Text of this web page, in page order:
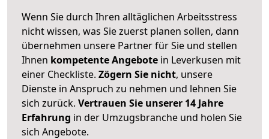
Wenn Sie durch Ihren alltäglichen Arbeitsstress
nicht wissen, was Sie zuerst planen sollen, dann
übernehmen unsere Partner für Sie und stellen
Ihnen kompetente Angebote in Leverkusen mit
einer Checkliste. Zögern Sie nicht, unsere
Dienste in Anspruch zu nehmen und lehnen Sie
sich zurück. Vertrauen Sie unserer 14 Jahre
Erfahrung in der Umzugsbranche und holen Sie
sich Angebote.